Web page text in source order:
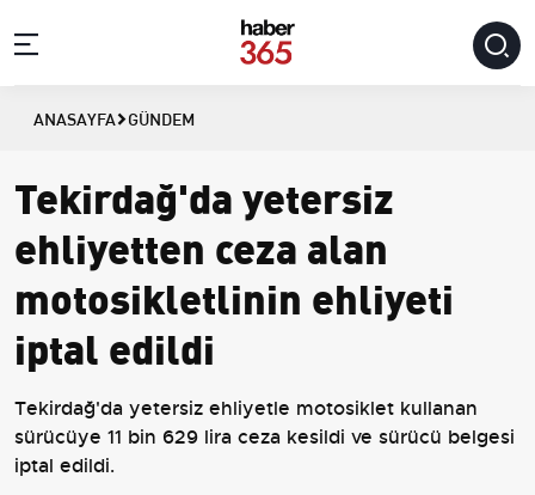
ANASAYFA GÜNDEM
Tekirdağ'da yetersiz
ehliyetten ceza alan
motosikletlinin ehliyeti
iptal edildi
Tekirdağ'da yetersiz ehliyetle motosiklet kullanan
sürücüye 11 bin 629 lira ceza kesildi ve sürücü belgesi
iptal edildi.